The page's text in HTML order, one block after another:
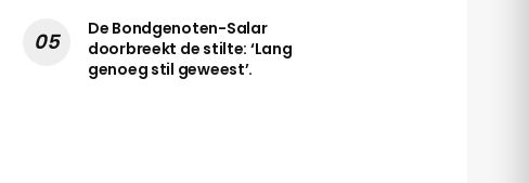
De Bondgenoten-Salar
doorbreekt de stilte: ‘Lang
genoeg stil geweest’.